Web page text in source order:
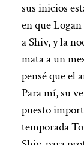
sus inicios
en que
a Shiv, y la
mata a un
pensé que el
Para mí, su
puesto
temporada